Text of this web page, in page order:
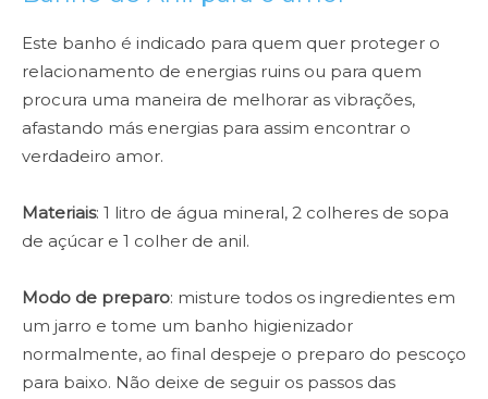
Este banho é indicado para quem quer proteger o
relacionamento de energias ruins ou para quem
procura uma maneira de melhorar as vibrações,
afastando más energias para assim encontrar o
verdadeiro amor.
Materiais: 1 litro de água mineral, 2 colheres de sopa
de açúcar e 1 colher de anil.
Modo de preparo: misture todos os ingredientes em
um jarro e tome um banho higienizador
normalmente, ao final despeje o preparo do pescoço
para baixo. Não deixe de seguir os passos das